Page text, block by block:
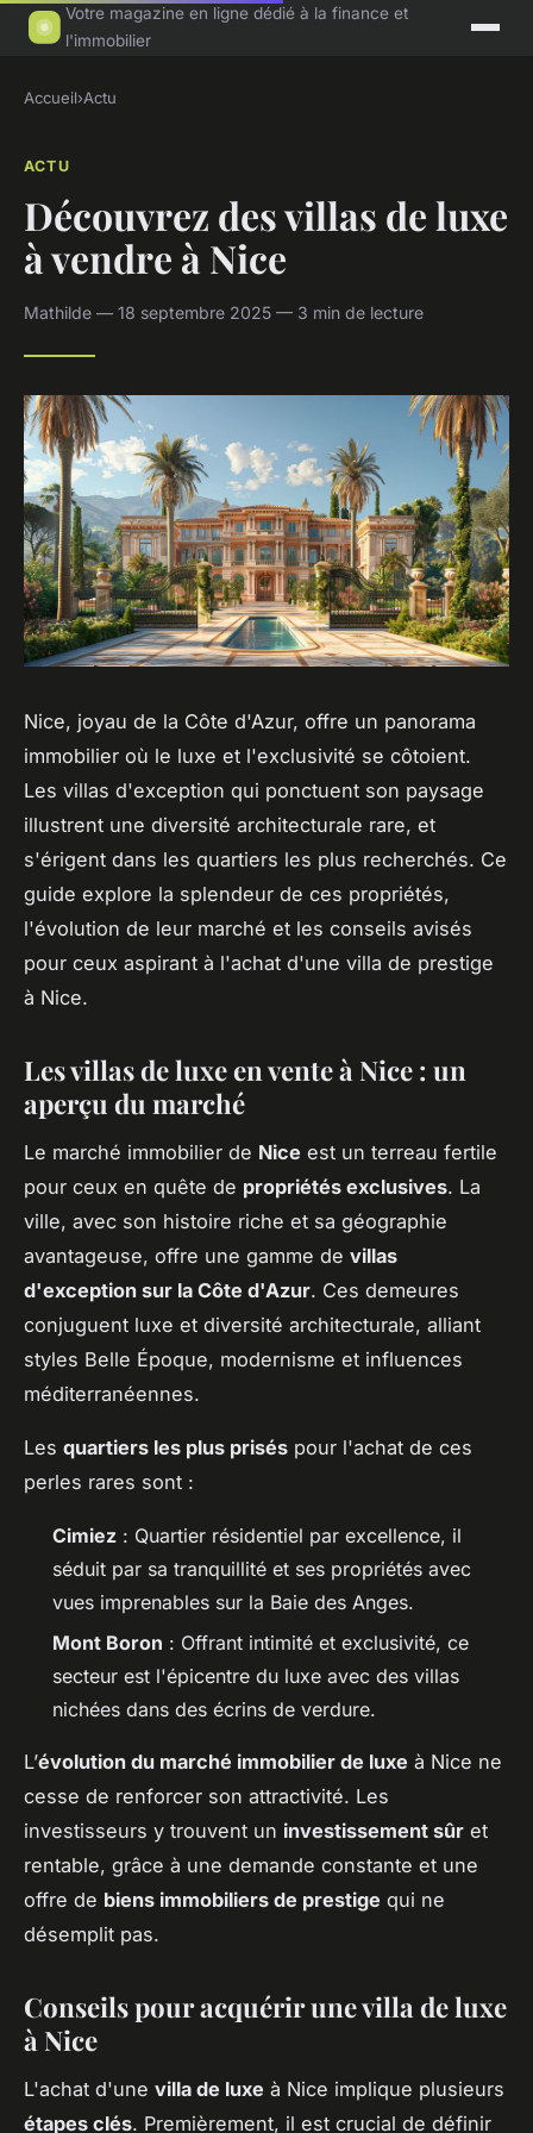
Votre magazine en ligne dédié à la finance et
l'immobilier
Accueil›Actu
ACTU
Découvrez des villas de luxe
à vendre à Nice
Mathilde — 18 septembre 2025 — 3 min de lecture
Nice, joyau de la Côte d'Azur, offre un panorama
immobilier où le luxe et l'exclusivité se côtoient.
Les villas d'exception qui ponctuent son paysage
illustrent une diversité architecturale rare, et
s'érigent dans les quartiers les plus recherchés. Ce
guide explore la splendeur de ces propriétés,
l'évolution de leur marché et les conseils avisés
pour ceux aspirant à l'achat d'une villa de prestige
à Nice.
Les villas de luxe en vente à Nice : un
aperçu du marché
Le marché immobilier de Nice est un terreau fertile
pour ceux en quête de propriétés exclusives. La
ville, avec son histoire riche et sa géographie
avantageuse, offre une gamme de villas
d'exception sur la Côte d'Azur. Ces demeures
conjuguent luxe et diversité architecturale, alliant
styles Belle Époque, modernisme et influences
méditerranéennes.
Les quartiers les plus prisés pour l'achat de ces
perles rares sont :
Cimiez : Quartier résidentiel par excellence, il
séduit par sa tranquillité et ses propriétés avec
vues imprenables sur la Baie des Anges.
Mont Boron : Offrant intimité et exclusivité, ce
secteur est l'épicentre du luxe avec des villas
nichées dans des écrins de verdure.
L’évolution du marché immobilier de luxe à Nice ne
cesse de renforcer son attractivité. Les
investisseurs y trouvent un investissement sûr et
rentable, grâce à une demande constante et une
offre de biens immobiliers de prestige qui ne
désemplit pas.
Conseils pour acquérir une villa de luxe
à Nice
L'achat d'une villa de luxe à Nice implique plusieurs
étapes clés. Premièrement, il est crucial de définir